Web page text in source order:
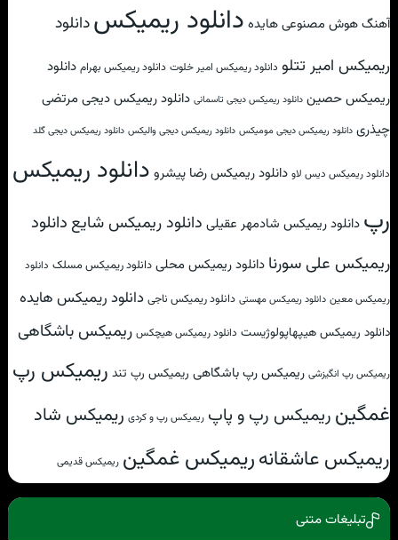
آهنگ هوش مصنوعی هایده دانلود ریمیکسدانلود
ریمیکس امیر تتلو دانلود ریمیکس امیر خلوت دانلود ریمیکس بهرام دانلود
ریمیکس حصین دانلود ریمیکس دیجی تاسمانی دانلود ریمیکس دیجی مرتضی
چیذری دانلود ریمیکس دیجی مومیکس دانلود ریمیکس دیجی والیکس دانلود ریمیکس دیجی گلد
دانلود ریمیکس دیس لاو دانلود ریمیکس رضا پیشرو دانلود ریمیکس
رپ دانلود ریمیکس شادمهر عقیلی دانلود ریمیکس شایع دانلود
ریمیکس علی سورنا دانلود ریمیکس محلی دانلود ریمیکس مسلک دانلود
ریمیکس معین دانلود ریمیکس مهستی دانلود ریمیکس ناجی دانلود ریمیکس هایده
دانلود ریمیکس هیپهاپولوژیست دانلود ریمیکس هیچکس ریمیکس باشگاهی
ریمیکس رپ انگیزشی ریمیکس رپ باشگاهی ریمیکس رپ تند ریمیکس رپ
غمگین ریمیکس رپ و پاپ ریمیکس رپ و کردی ریمیکس شاد
ریمیکس عاشقانهریمیکس غمگین ریمیکس قدیمی
تبلیغات متنی